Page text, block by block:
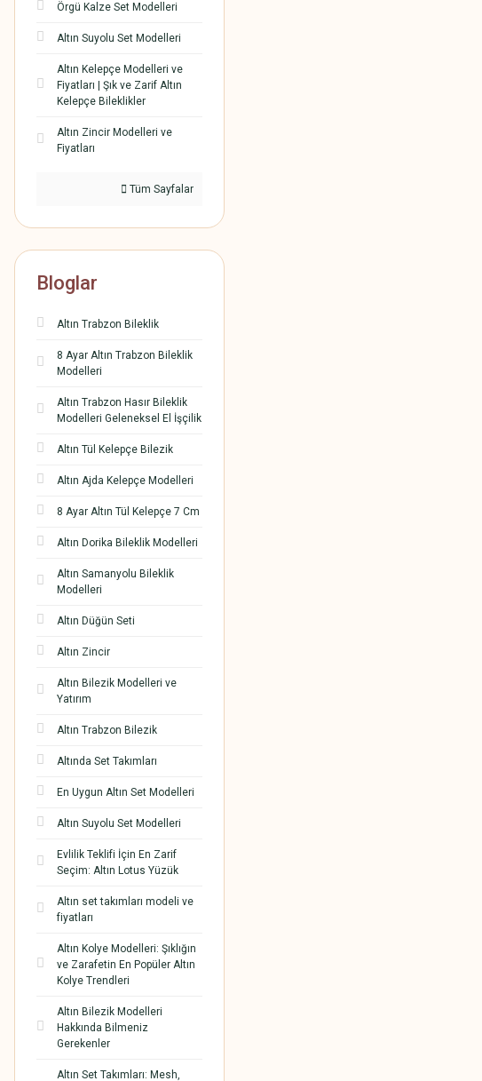
Örgü Kalze Set Modelleri
Altın Suyolu Set Modelleri
Altın Kelepçe Modelleri ve
Fiyatları | Şık ve Zarif Altın
Kelepçe Bileklikler
Altın Zincir Modelleri ve
Fiyatları
Tüm Sayfalar
Bloglar
Altın Trabzon Bileklik
8 Ayar Altın Trabzon Bileklik
Modelleri
Altın Trabzon Hasır Bileklik
Modelleri Geleneksel El İşçilik
Altın Tül Kelepçe Bilezik
Altın Ajda Kelepçe Modelleri
8 Ayar Altın Tül Kelepçe 7 Cm
Altın Dorika Bileklik Modelleri
Altın Samanyolu Bileklik
Modelleri
Altın Düğün Seti
Altın Zincir
Altın Bilezik Modelleri ve
Yatırım
Altın Trabzon Bilezik
Altında Set Takımları
En Uygun Altın Set Modelleri
Altın Suyolu Set Modelleri
Evlilik Teklifi İçin En Zarif
Seçim: Altın Lotus Yüzük
Altın set takımları modeli ve
fiyatları
Altın Kolye Modelleri: Şıklığın
ve Zarafetin En Popüler Altın
Kolye Trendleri
Altın Bilezik Modelleri
Hakkında Bilmeniz
Gerekenler
Altın Set Takımları: Mesh,